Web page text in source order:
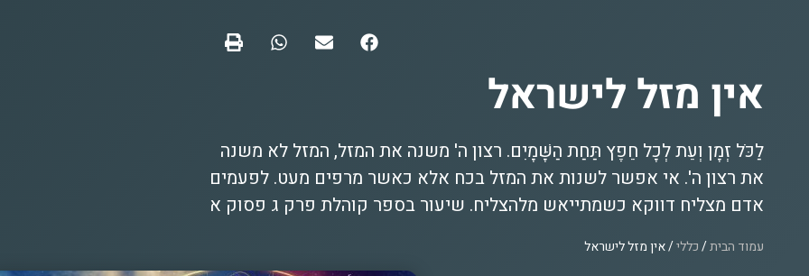
אין מזל לישראל
לַכֹּל זְמָן וְעֵת לְכָל חֵפֶץ תַּחַת הַשָּׁמָיִם. רצון ה' משנה את המזל, המזל לא משנה
את רצון ה'. אי אפשר לשנות את המזל בכח אלא כאשר מרפים מעט. לפעמים
אדם מצליח דווקא כשמתייאש מלהצליח. שיעור בספר קוהלת פרק ג פסוק א
עמוד הבית/כללי/ אין מזל לישראל